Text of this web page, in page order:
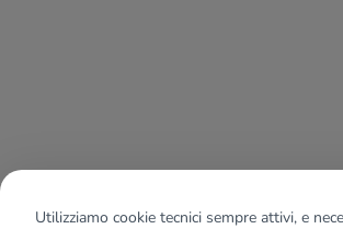
Utilizziamo cookie tecnici sempre attivi, e